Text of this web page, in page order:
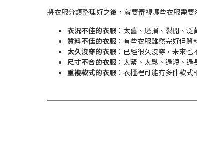
將衣服分類整理好之後，就要審視哪些衣服需
衣況不佳的衣服 ：太舊、磨損、裂開、泛
質料不佳的衣服 ：有些衣服雖然完好但
太久沒穿的衣服 ：已經很久沒穿，未來也
尺寸不合的衣服 ：太緊、太鬆、過短、過
重複款式的衣服 ：衣櫃裡可能有多件款式